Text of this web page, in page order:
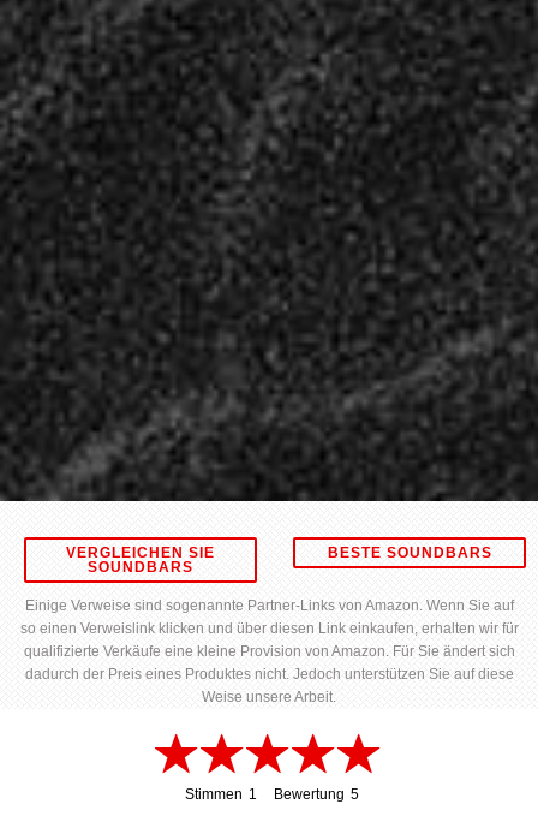
VERGLEICHEN SIE
SOUNDBARS
BESTE SOUNDBARS
Einige Verweise sind sogenannte Partner-Links von Amazon. Wenn Sie auf
so einen Verweislink klicken und über diesen Link einkaufen, erhalten wir für
qualifizierte Verkäufe eine kleine Provision von Amazon. Für Sie ändert sich
dadurch der Preis eines Produktes nicht. Jedoch unterstützen Sie auf diese
Weise unsere Arbeit.
Stimmen 1
Bewertung 5